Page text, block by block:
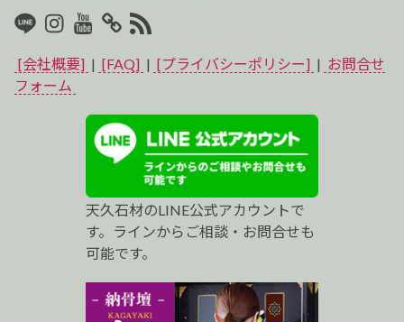
LINEInstagram
Youtube
マ
イ
ス
ト
ロ
RSS2
[会社概要] | [FAQ] | [プライバシーポリシー] | お問合せ
フォーム
天久石材のLINE公式アカウントで
す。ラインからご相談・お問合せも
可能です。